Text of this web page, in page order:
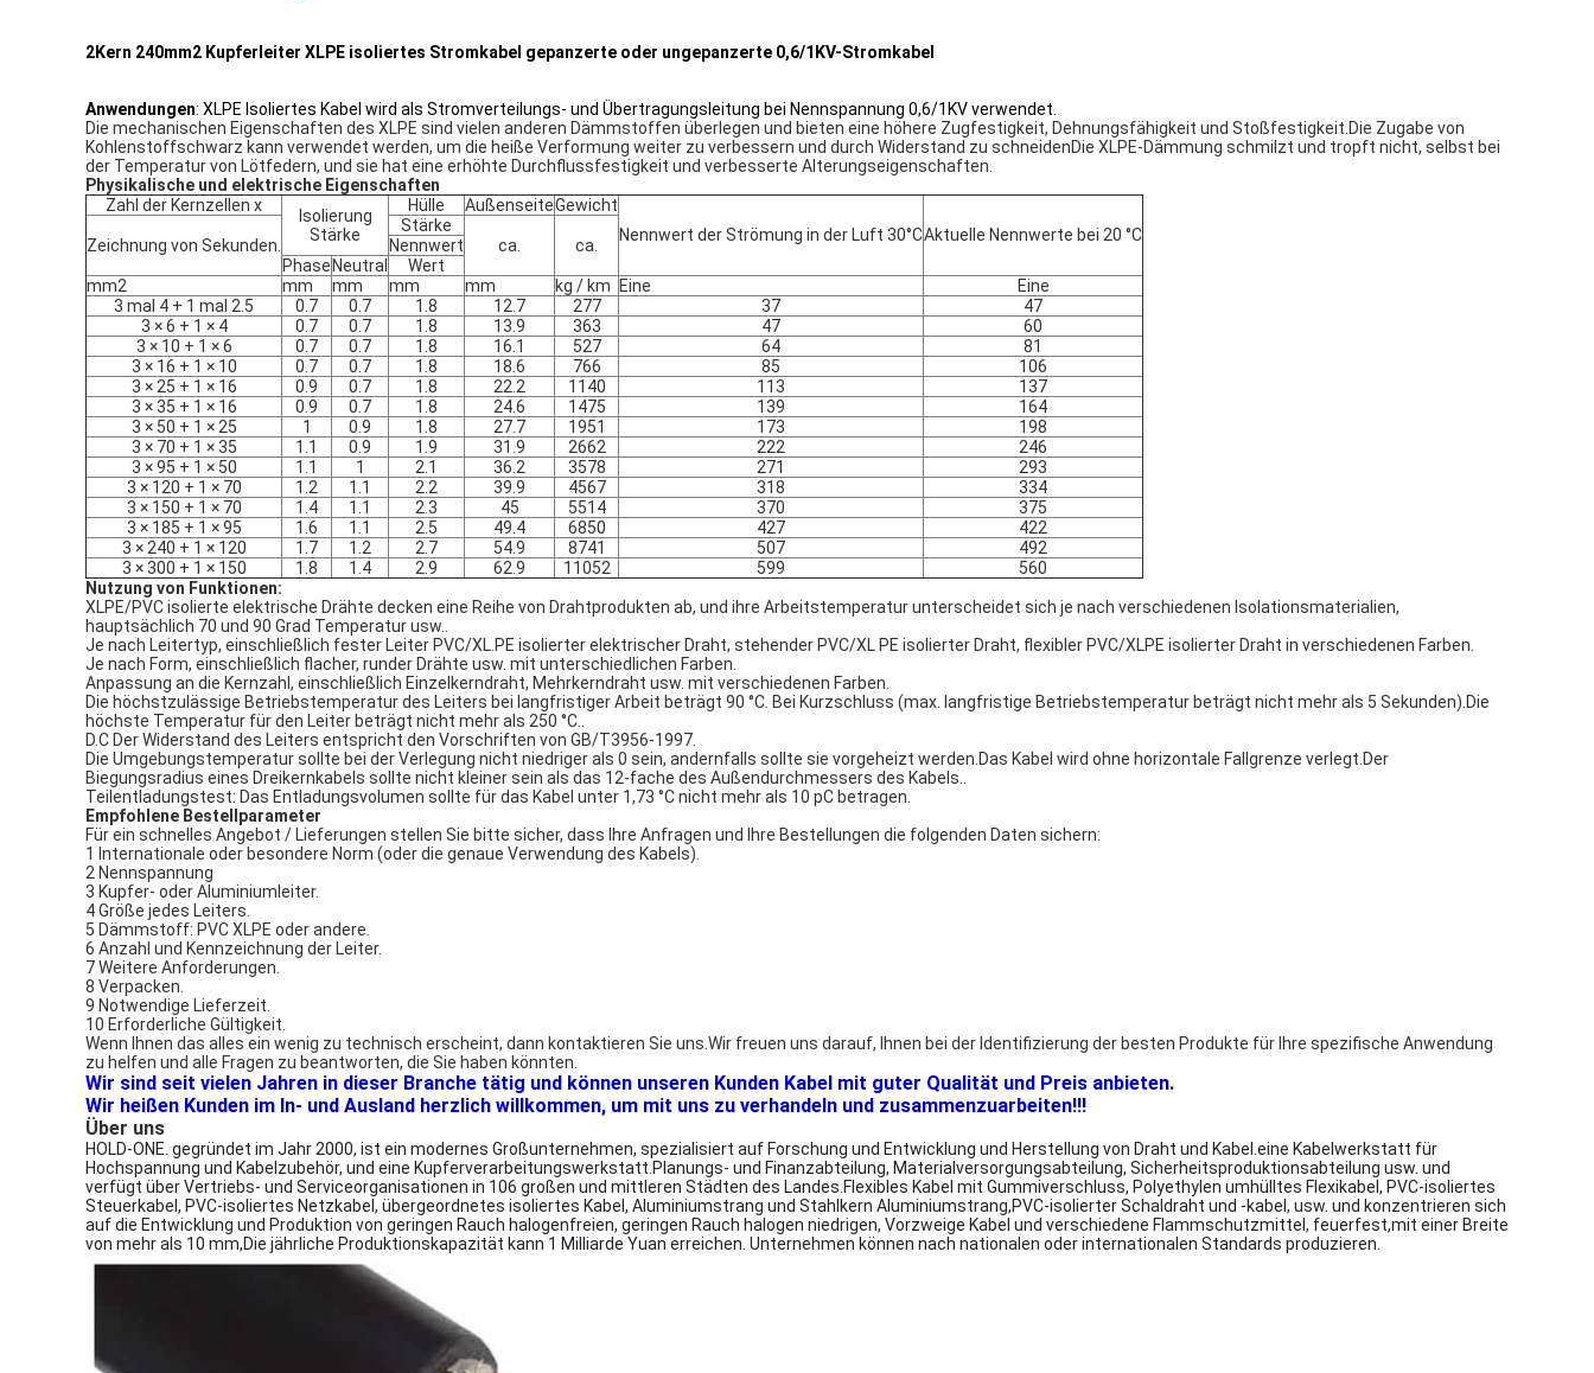
2Kern 240mm2 Kupferleiter XLPE isoliertes Stromkabel gepanzerte oder ungepanzerte 0,6/1KV-Stromkabel
Anwendungen: XLPE Isoliertes Kabel wird als Stromverteilungs- und Übertragungsleitung bei Nennspannung 0,6/1KV verwendet.
Die mechanischen Eigenschaften des XLPE sind vielen anderen Dämmstoffen überlegen und bieten eine höhere Zugfestigkeit, Dehnungsfähigkeit und Stoßfestigkeit.Die Zugabe von
Kohlenstoffschwarz kann verwendet werden, um die heiße Verformung weiter zu verbessern und durch Widerstand zu schneidenDie XLPE-Dämmung schmilzt und tropft nicht, selbst bei
der Temperatur von Lötfedern, und sie hat eine erhöhte Durchflussfestigkeit und verbesserte Alterungseigenschaften.
Physikalische und elektrische Eigenschaften
Zahl der Kernzellen x
Isolierung
Stärke
Hülle AußenseiteGewicht
Nennwert der Strömung in der Luft 30°CAktuelle Nennwerte bei 20 °C
Zeichnung von Sekunden.
Stärke
ca.
ca.
Nennwert
Phase Neutral
Wert
mm2
mm mm mm mm kg / km Eine
Eine
3 mal 4 + 1 mal 2.5
0.7 0.7 1.8 12.7 277 37
47
3 × 6 + 1 × 4
0.7 0.7 1.8 13.9 363 47
60
3 × 10 + 1 × 6
0.7 0.7 1.8 16.1 527 64
81
3 × 16 + 1 × 10
0.7 0.7 1.8 18.6 766 85
106
3 × 25 + 1 × 16
0.9 0.7 1.8 22.2 1140 113
137
3 × 35 + 1 × 16
0.9 0.7 1.8 24.6 1475 139
164
3 × 50 + 1 × 25
1 0.9 1.8 27.7 1951 173
198
3 × 70 + 1 × 35
1.1 0.9 1.9 31.9 2662 222
246
3 × 95 + 1 × 50
1.1 1 2.1 36.2 3578 271
293
3 × 120 + 1 × 70
1.2 1.1 2.2 39.9 4567 318
334
3 × 150 + 1 × 70
1.4 1.1 2.3 45 5514 370
375
3 × 185 + 1 × 95
1.6 1.1 2.5 49.4 6850 427
422
3 × 240 + 1 × 120
1.7 1.2 2.7 54.9 8741 507
492
3 × 300 + 1 × 150
1.8 1.4 2.9 62.9 11052 599
560
Nutzung von Funktionen:
XLPE/PVC isolierte elektrische Drähte decken eine Reihe von Drahtprodukten ab, und ihre Arbeitstemperatur unterscheidet sich je nach verschiedenen Isolationsmaterialien,
hauptsächlich 70 und 90 Grad Temperatur usw..
Je nach Leitertyp, einschließlich fester Leiter PVC/XL.PE isolierter elektrischer Draht, stehender PVC/XL PE isolierter Draht, flexibler PVC/XLPE isolierter Draht in verschiedenen Farben.
Je nach Form, einschließlich flacher, runder Drähte usw. mit unterschiedlichen Farben.
Anpassung an die Kernzahl, einschließlich Einzelkerndraht, Mehrkerndraht usw. mit verschiedenen Farben.
Die höchstzulässige Betriebstemperatur des Leiters bei langfristiger Arbeit beträgt 90 °C. Bei Kurzschluss (max. langfristige Betriebstemperatur beträgt nicht mehr als 5 Sekunden).Die
höchste Temperatur für den Leiter beträgt nicht mehr als 250 °C..
D.C Der Widerstand des Leiters entspricht den Vorschriften von GB/T3956-1997.
Die Umgebungstemperatur sollte bei der Verlegung nicht niedriger als 0 sein, andernfalls sollte sie vorgeheizt werden.Das Kabel wird ohne horizontale Fallgrenze verlegt.Der
Biegungsradius eines Dreikernkabels sollte nicht kleiner sein als das 12-fache des Außendurchmessers des Kabels..
Teilentladungstest: Das Entladungsvolumen sollte für das Kabel unter 1,73 °C nicht mehr als 10 pC betragen.
Empfohlene Bestellparameter
Für ein schnelles Angebot / Lieferungen stellen Sie bitte sicher, dass Ihre Anfragen und Ihre Bestellungen die folgenden Daten sichern:
1 Internationale oder besondere Norm (oder die genaue Verwendung des Kabels).
2 Nennspannung
3 Kupfer- oder Aluminiumleiter.
4 Größe jedes Leiters.
5 Dämmstoff: PVC XLPE oder andere.
6 Anzahl und Kennzeichnung der Leiter.
7 Weitere Anforderungen.
8 Verpacken.
9 Notwendige Lieferzeit.
10 Erforderliche Gültigkeit.
Wenn Ihnen das alles ein wenig zu technisch erscheint, dann kontaktieren Sie uns.Wir freuen uns darauf, Ihnen bei der Identifizierung der besten Produkte für Ihre spezifische Anwendung
zu helfen und alle Fragen zu beantworten, die Sie haben könnten.
Wir sind seit vielen Jahren in dieser Branche tätig und können unseren Kunden Kabel mit guter Qualität und Preis anbieten.
Wir heißen Kunden im In- und Ausland herzlich willkommen, um mit uns zu verhandeln und zusammenzuarbeiten!!!
Über uns
HOLD-ONE. gegründet im Jahr 2000, ist ein modernes Großunternehmen, spezialisiert auf Forschung und Entwicklung und Herstellung von Draht und Kabel.eine Kabelwerkstatt für
Hochspannung und Kabelzubehör, und eine Kupferverarbeitungswerkstatt.Planungs- und Finanzabteilung, Materialversorgungsabteilung, Sicherheitsproduktionsabteilung usw. und
verfügt über Vertriebs- und Serviceorganisationen in 106 großen und mittleren Städten des Landes.Flexibles Kabel mit Gummiverschluss, Polyethylen umhülltes Flexikabel, PVC-isoliertes
Steuerkabel, PVC-isoliertes Netzkabel, übergeordnetes isoliertes Kabel, Aluminiumstrang und Stahlkern Aluminiumstrang,PVC-isolierter Schaldraht und -kabel, usw. und konzentrieren sich
auf die Entwicklung und Produktion von geringen Rauch halogenfreien, geringen Rauch halogen niedrigen, Vorzweige Kabel und verschiedene Flammschutzmittel, feuerfest,mit einer Breite
von mehr als 10 mm,Die jährliche Produktionskapazität kann 1 Milliarde Yuan erreichen. Unternehmen können nach nationalen oder internationalen Standards produzieren.